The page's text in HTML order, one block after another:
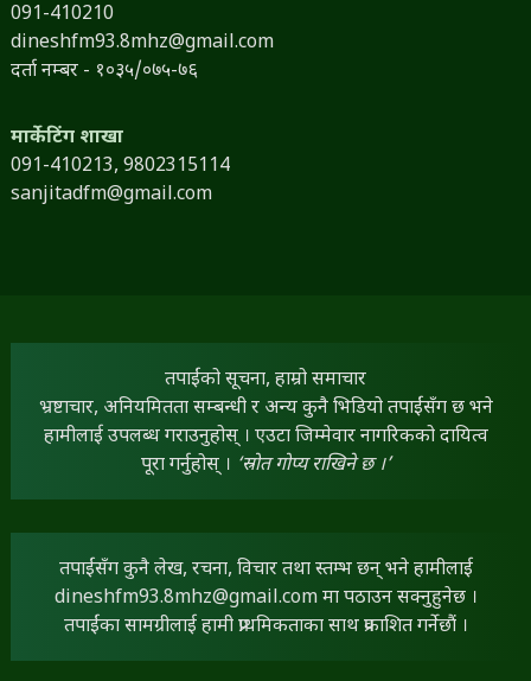
091-410210
dineshfm93.8mhz@gmail.com
दर्ता नम्बर - १०३५/०७५-७६
मार्केटिंग शाखा
091-410213, 9802315114
sanjitadfm@gmail.com
तपाईंको सूचना, हाम्रो समाचार
भ्रष्टाचार, अनियमितता सम्बन्धी र अन्य कुनै भिडियो तपाईंसँग छ भने
हामीलाई उपलब्ध गराउनुहोस् । एउटा जिम्मेवार नागरिकको दायित्व
पूरा गर्नुहोस् । ‘स्रोत गोप्य राखिने छ ।’
तपाईंसँग कुनै लेख, रचना, विचार तथा स्तम्भ छन् भने हामीलाई
dineshfm93.8mhz@gmail.comमा पठाउन सक्नुहुनेछ ।
तपाईंका सामग्रीलाई हामी प्राथमिकताका साथ प्रकाशित गर्नेछौं ।